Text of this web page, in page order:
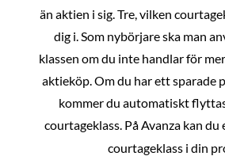
än aktien i sig. Tre, vilken
dig i. Som nybörjare ska man
klassen om du inte handlar för
aktieköp. Om du har ett sparade
kommer du automatiskt
courtageklass. På Avanza kan
courtageklass i din